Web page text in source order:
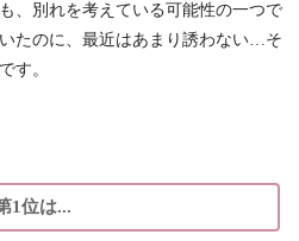
、別れを考えている可能性の一つで
たのに、最近はあまり誘わない…そ
す。
1位は...